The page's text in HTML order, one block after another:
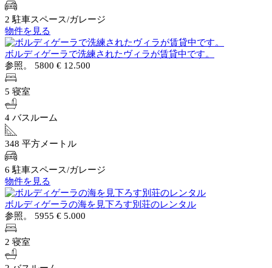
2 駐車スペース/ガレージ
物件を見る
ボルディゲーラで洗練されたヴィラが賃貸中です。
参照。 5800 € 12.500
5 寝室
4 バスルーム
348 平方メートル
6 駐車スペース/ガレージ
物件を見る
ボルディゲーラの海を見下ろす別荘のレンタル
参照。 5955 € 5.000
2 寝室